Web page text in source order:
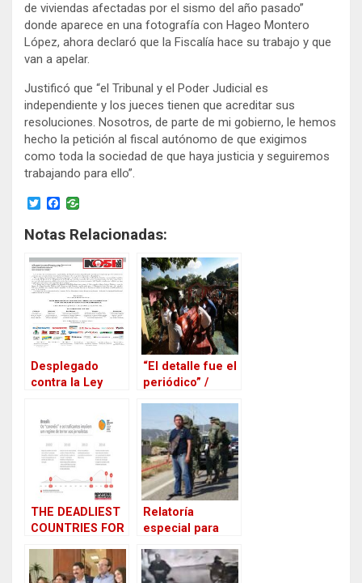
de viviendas afectadas por el sismo del año pasado”
donde aparece en una fotografía con Hageo Montero
López, ahora declaró que la Fiscalía hace su trabajo y que
van a apelar.
Justificó que “el Tribunal y el Poder Judicial es
independiente y los jueces tienen que acreditar sus
resoluciones. Nosotros, de parte de mi gobierno, le hemos
hecho la petición al fiscal autónomo de que exigimos
como toda la sociedad de que haya justicia y seguiremos
trabajando para ello”.
T
i
t
t
e
r
F
c
e
b
o
o
k
Notas Relacionadas:
Desplegado
contra la Ley
“El detalle fue el
periódico” /
funeral del
periodista
Octavio Rojas
THE DEADLIEST
COUNTRIES FOR
THE AMERICAS
Relatoría
especial para
Expresión de la
CIDH condena